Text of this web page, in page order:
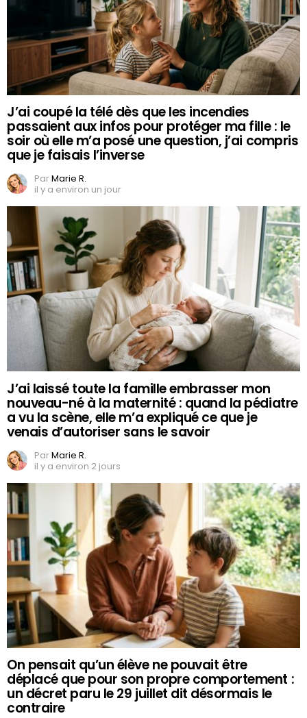
J’ai coupé la télé dès que les incendies
passaient aux infos pour protéger ma fille : le
soir où elle m’a posé une question, j’ai compris
que je faisais l’inverse
ParMarie R.
il y a environ un jour
J’ai laissé toute la famille embrasser mon
nouveau-né à la maternité : quand la pédiatre
a vu la scène, elle m’a expliqué ce que je
venais d’autoriser sans le savoir
ParMarie R.
il y a environ 2 jours
On pensait qu’un élève ne pouvait être
déplacé que pour son propre comportement :
un décret paru le 29 juillet dit désormais le
contraire